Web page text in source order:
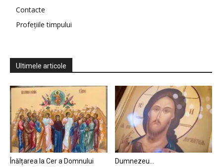
Contacte
Profețiile timpului
Ultimele articole
Înălțarea la Cer a Domnului
Dumnezeu…